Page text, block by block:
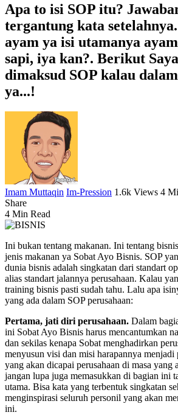
Apa to isi SOP itu?
tergantung kata
ayam ya isi utamanya
sapi, iya kan?. Berikut
dimaksud SOP kalau
ya...!
Imam Muttaqin Im-Pression 1.6k Views 4
Share
4 Min Read
Ini bukan tentang makanan. Ini tentang
jenis makanan ya Sobat Ayo Bisnis. SOP
dunia bisnis adalah singkatan dari standart
alias standart jalannya perusahaan. Kalau
training bisnis pasti sudah tahu. Lalu apa
yang ada dalam SOP perusahaan:
Pertama, jati diri perusahaan. Dalam
ini Sobat Ayo Bisnis harus mencantumkan
dan sekilas kenapa Sobat menghadirkan
menyusun visi dan misi harapannya menjadi
yang akan dicapai perusahaan di masa yang
jangan lupa juga memasukkan di bagian ini
utama. Bisa kata yang terbentuk singkatan
menginspirasi seluruh personil yang akan
ini.